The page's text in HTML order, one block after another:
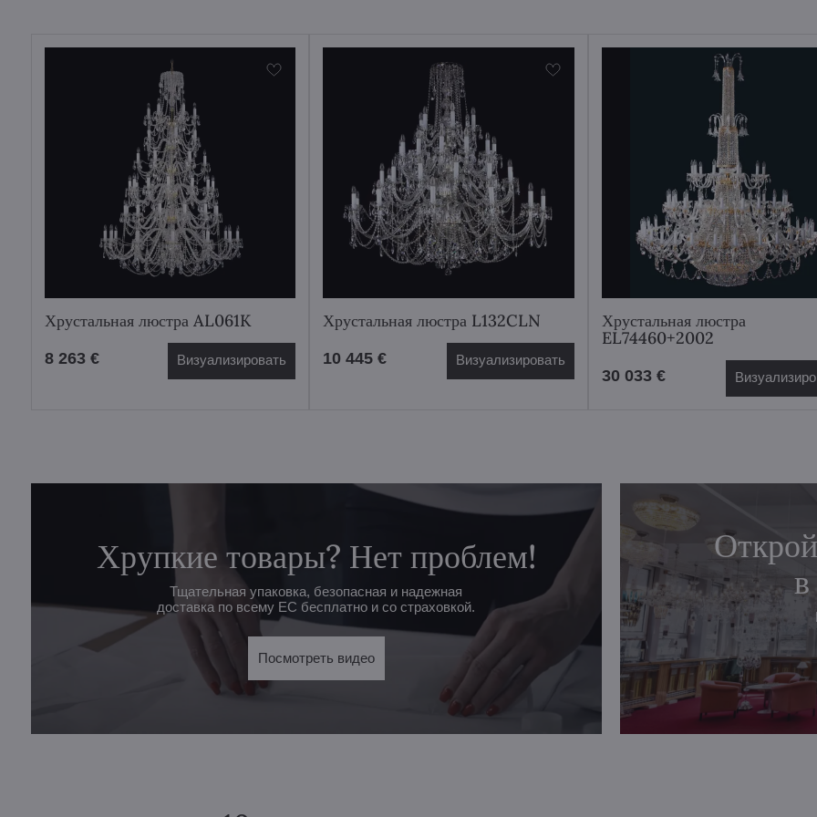
Хрустальная люстра AL061K
8 263 € Визуализировать
Хрустальная люстра L132CLN
10 445 € Визуализировать
Хрустальная люстра
EL74460+2002
30 033 €
Хрупкие товары? Нет проблем!
Тщательная упаковка, безопасная и надежная
доставка по всему ЕС бесплатно и со страховкой.
Посмотреть видео